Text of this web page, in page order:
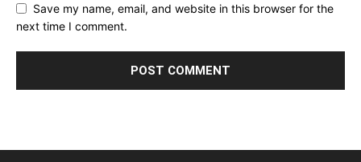
Save my name, email, and website in this browser for the
next time I comment.